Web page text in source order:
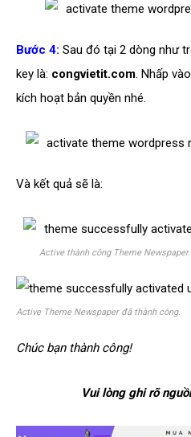
Bước 4: Sau đó tại 2 dòng như
key là: congvietit.com. Nhấp vào
kích hoạt bản quyền nhé.
Và kết quả sẽ là:
Active thành công Theme Newspaper.
Active Theme Newspaper đã thành công.
Chúc bạn thành công!
Vui lòng ghi rõ